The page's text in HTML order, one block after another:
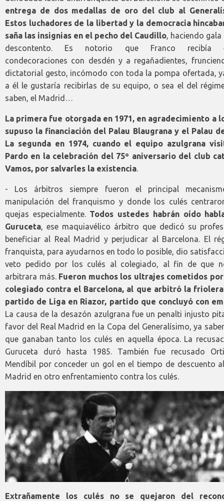
entrega de dos medallas de oro del club al
Estos luchadores de la libertad y la democracia
saña las insignias en el pecho del Caudillo, haciendo gala
descontento. Es notorio que Franco recibía
condecoraciones con desdén y a regañadientes,
dictatorial gesto, incómodo con toda la pompa ofertada,
a él le gustaría recibirlas de su equipo, o sea el del
saben, el Madrid…
La primera fue otorgada en 1971, en agradecimiento a
supuso la financiación del Palau Blaugrana y el Palau
La segunda en 1974, cuando el equipo azulgrana
Pardo en la celebración del 75º aniversario del club
Vamos, por salvarles la existencia.
- Los árbitros siempre fueron el principal
manipulación del franquismo y donde los culés
quejas especialmente. Todos ustedes habrán oído
Guruceta, ese maquiavélico árbitro que dedicó su
beneficiar al Real Madrid y perjudicar al Barcelona. El
franquista, para ayudarnos en todo lo posible, dio
veto pedido por los culés al colegiado, al fin de que
arbitrara más. Fueron muchos los ultrajes cometidos
colegiado contra el Barcelona, al que arbitró la
partido de Liga en Riazor, partido que concluyó con
La causa de la desazón azulgrana fue un penalti injusto
favor del Real Madrid en la Copa del Generalísimo, ya
que ganaban tanto los culés en aquella época. La
Guruceta duró hasta 1985. También fue recusado
Mendíbil por conceder un gol en el tiempo de descuento
Madrid en otro enfrentamiento contra los culés.
Extrañamente los culés no se quejaron del